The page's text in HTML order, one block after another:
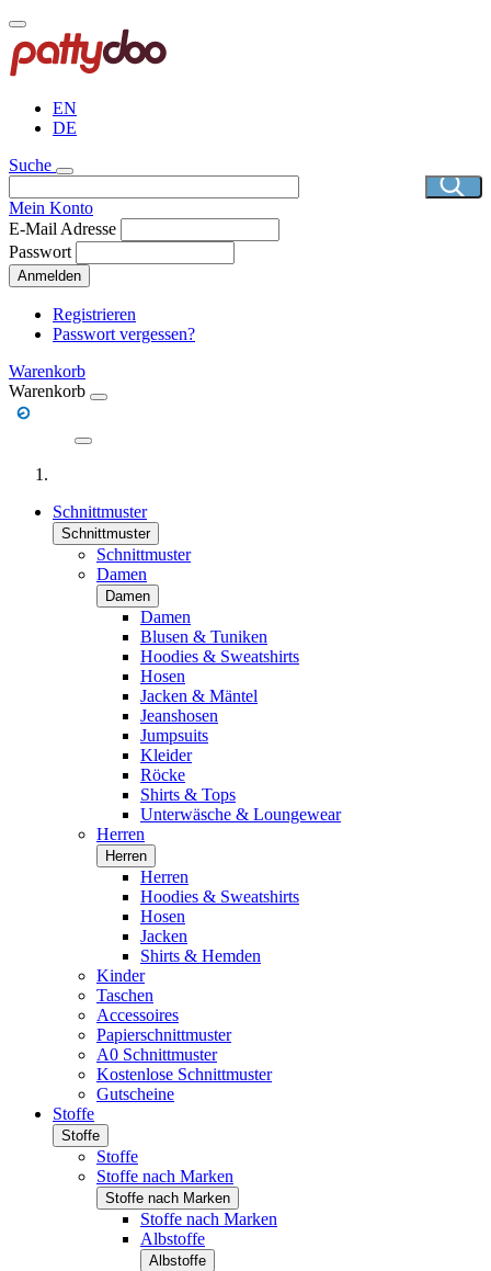
Direkt
zum
Inhalt
EN
DE
Suche
Mein Konto
E-Mail Adresse
Passwort
Anmelden
Registrieren
Passwort vergessen?
Warenkorb
Warenkorb
Schnittmuster
Schnittmuster
Schnittmuster
Damen
Damen
Damen
Blusen & Tuniken
Hoodies & Sweatshirts
Hosen
Jacken & Mäntel
Jeanshosen
Jumpsuits
Kleider
Röcke
Shirts & Tops
Unterwäsche & Loungewear
Herren
Herren
Herren
Hoodies & Sweatshirts
Hosen
Jacken
Shirts & Hemden
Kinder
Taschen
Accessoires
Papierschnittmuster
A0 Schnittmuster
Kostenlose Schnittmuster
Gutscheine
Stoffe
Stoffe
Stoffe
Stoffe nach Marken
Stoffe nach Marken
Stoffe nach Marken
Albstoffe
Albstoffe